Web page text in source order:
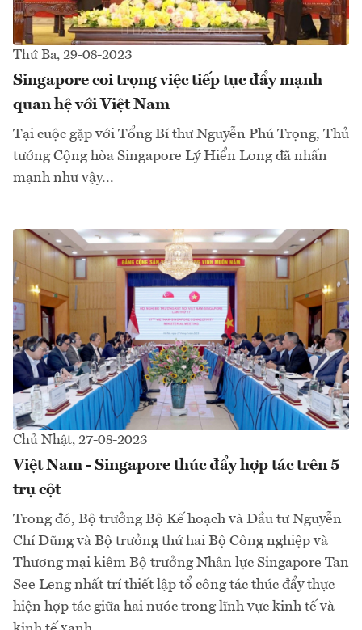
Thứ Ba, 29-08-2023
Singapore coi trọng việc tiếp tục đẩy mạnh
quan hệ với Việt Nam
Tại cuộc gặp với Tổng Bí thư Nguyễn Phú Trọng, Thủ
tướng Cộng hòa Singapore Lý Hiển Long đã nhấn
mạnh như vậy...
Chủ Nhật, 27-08-2023
Việt Nam - Singapore thúc đẩy hợp tác trên 5
trụ cột
Trong đó, Bộ trưởng Bộ Kế hoạch và Đầu tư Nguyễn
Chí Dũng và Bộ trưởng thứ hai Bộ Công nghiệp và
Thương mại kiêm Bộ trưởng Nhân lực Singapore Tan
See Leng nhất trí thiết lập tổ công tác thúc đẩy thực
hiện hợp tác giữa hai nước trong lĩnh vực kinh tế và